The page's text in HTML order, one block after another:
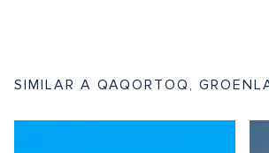
SIMILAR A QAQORTOQ,